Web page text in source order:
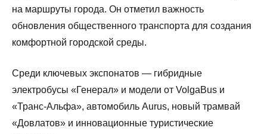
на маршруты города. Он отметил важность
обновления общественного транспорта для создания
комфортной городской среды.
Среди ключевых экспонатов — гибридные
электробусы «Генерал» и модели от VolgaBus и
«Транс-Альфа», автомобиль Aurus, новый трамвай
«Довлатов» и инновационные туристические